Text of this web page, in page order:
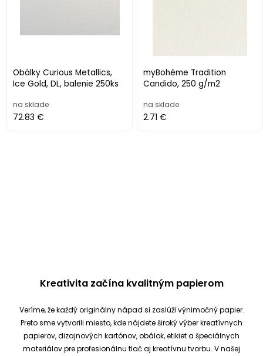
Obálky Curious Metallics,
Ice Gold, DL, balenie 250ks
na sklade
72.83 €
myBohéme Tradition
Candido, 250 g/m2
na sklade
2.71 €
Kreativita začína kvalitným papierom
Veríme, že každý originálny nápad si zaslúži výnimočný papier.
Preto sme vytvorili miesto, kde nájdete široký výber kreatívnych
papierov, dizajnových kartónov, obálok, etikiet a špeciálnych
materiálov pre profesionálnu tlač aj kreatívnu tvorbu. V našej